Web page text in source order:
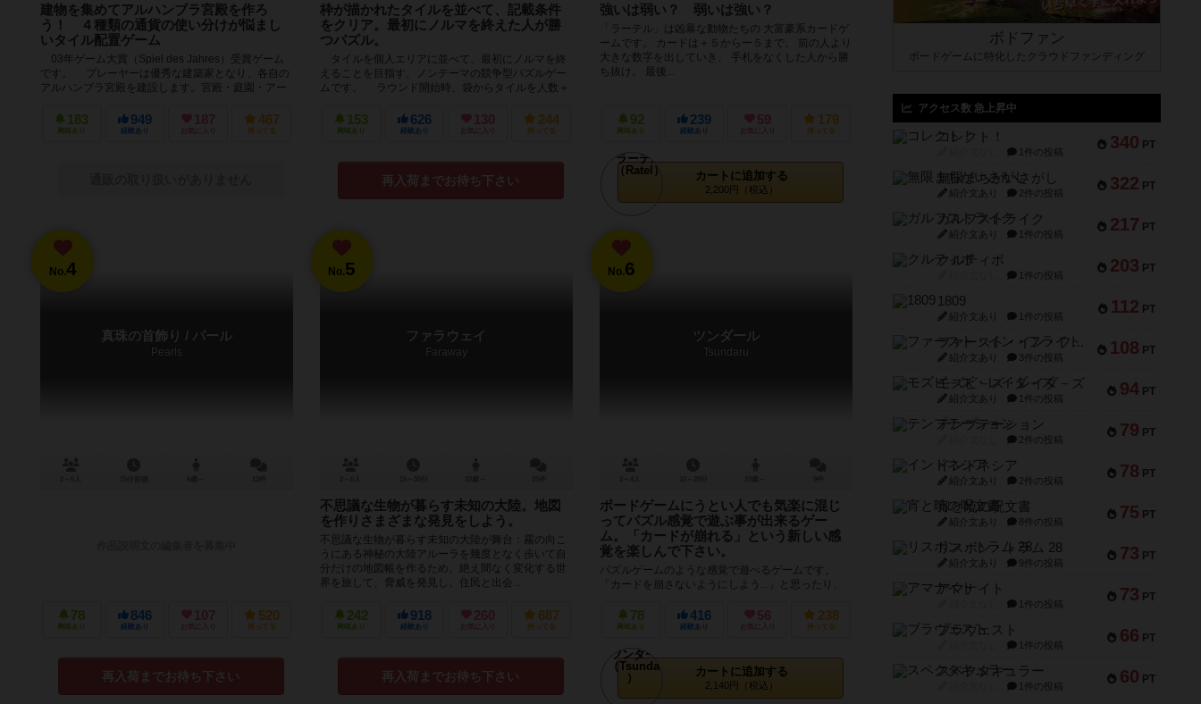
建物を集めてアルハンブラ宮殿を作ろ
う！ ４種類の通貨の使い分けが悩まし
いタイル配置ゲーム
03年ゲーム大賞（Spiel des Jahres）受賞ゲーム
です。 プレーヤーは優秀な建築家となり、各自の
アルハンブラ宮殿を建設します。宮殿・庭園・アー
183
興味あり
949
経験あり
187
お気に入り
467
持ってる
枠が描かれたタイルを並べて、記載条件
をクリア。最初にノルマを終えた人が勝
つパズル。
タイルを個人エリアに並べて、最初にノルマを終
えることを目指す、ノンテーマの競争型パズルゲー
ムです。 ラウンド開始時、袋からタイルを人数＋
153
興味あり
626
経験あり
130
お気に入り
244
持ってる
再入荷までお待ち下さい
強いは弱い？ 弱いは強い？
「ラーテル」は凶暴な動物たちの 大富豪系カードゲ
ームです。 カードは＋５からー５まで。 前の人より
大きな数字を出していき、 手札をなくした人から勝
ち抜け。 最後...
92
興味あり
239
経験あり
59
お気に入り
179
持ってる
カートに追加する
2,200円（税込）
No.4
真珠の首飾り / パール
Pearls
78
興味あり
846
経験あり
107
お気に入り
520
持ってる
再入荷までお待ち下さい
No.5
ファラウェイ
Faraway
不思議な生物が暮らす未知の大陸。地図
を作りさまざまな発見をしよう。
不思議な生物が暮らす未知の大陸が舞台：霧の向こ
うにある神秘の大陸アルーラを幾度となく歩いて自
分だけの地図帳を作るため、絶え間なく変化する世
界を旅して、脅威を発見し、住民と出会...
242
興味あり
918
経験あり
260
お気に入り
687
持ってる
再入荷までお待ち下さい
No.6
ツンダール
Tsundaru
ボードゲームにうとい人でも気楽に混じ
ってパズル感覚で遊ぶ事が出来るゲー
ム。「カードが崩れる」という新しい感
覚を楽しんで下さい。
パズルゲームのような感覚で遊べるゲームです。
「カードを崩さないようにしよう...」と思ったり、
ギャップが魅力です。 ◆...
78
興味あり
416
経験あり
56
お気に入り
238
持ってる
カートに追加する
2,140円（税込）
ボドファン
ボードゲームに特化したクラウドファンディング
アクセス数 急上昇中
340 PT
コレクト！
1件の投稿
322 PT
無限まちがいさがし
紹介文あり 2件の投稿
217 PT
ガルフストライク
紹介文あり 1件の投稿
203 PT
クルティボ
1件の投稿
112 PT
1809
紹介文あり 1件の投稿
108 PT
ファースト・イン・フライト
紹介文あり 3件の投稿
94 PT
モズビ－ズ・レイダ－ズ
紹介文あり 1件の投稿
79 PT
テンプテーション
2件の投稿
78 PT
インドネシア
紹介文あり 2件の投稿
75 PT
宵と暁の呪文書
紹介文あり 8件の投稿
73 PT
リスボン・トラム 28
紹介文あり 9件の投稿
73 PT
アマナイト
1件の投稿
66 PT
ブラヴェスト
1件の投稿
60 PT
スペクタキュラー
1件の投稿